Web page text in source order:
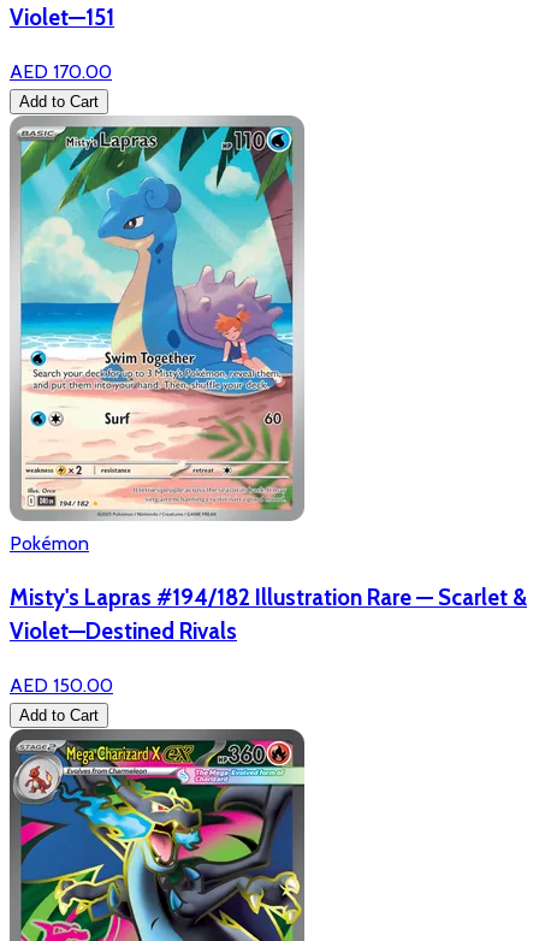
Violet—151
AED 170.00
Add to Cart
Pokémon
Misty's Lapras #194/182 Illustration Rare — Scarlet &
Violet—Destined Rivals
AED 150.00
Add to Cart